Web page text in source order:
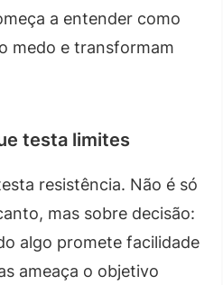
a entender como
medo e transformam
testa limites
resistência. Não é só
mas sobre decisão:
algo promete facilidade
ameaça o objetivo